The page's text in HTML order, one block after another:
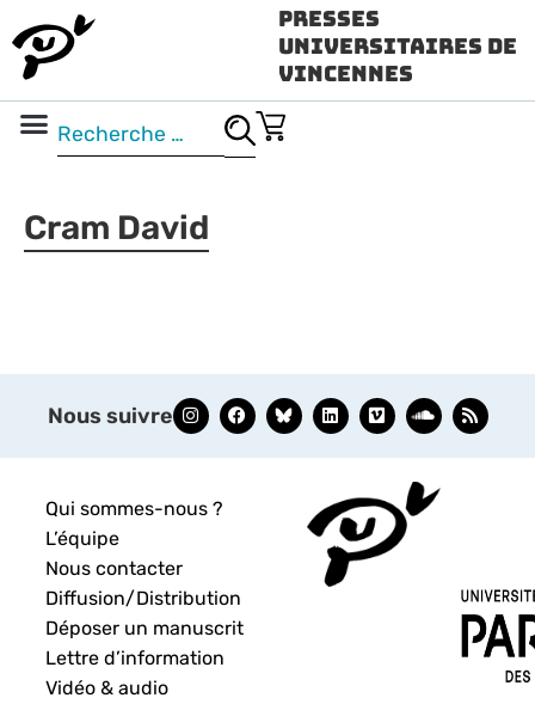
Presses
Universitaires de
Vincennes
Cram David
Nous suivre
Qui sommes-nous ?
L’équipe
Nous contacter
Diffusion/Distribution
Déposer un manuscrit
Lettre d’information
Vidéo & audio